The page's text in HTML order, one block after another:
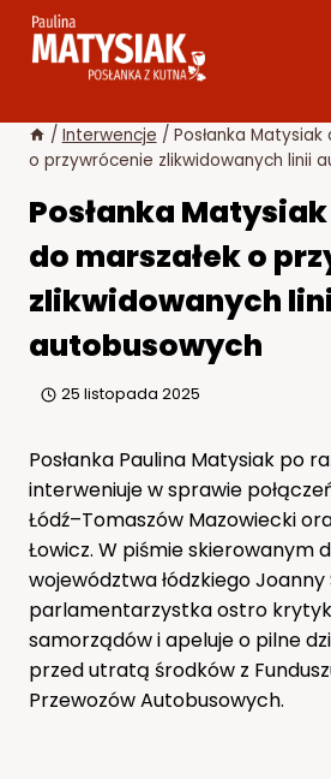
Przejdź
/ Interwencje / Posłanka
o przywrócenie zlikwidowanych linii
Posłanka
do marszałek o
zlikwidowanych
autobusowych
25 listopada 2025
Posłanka Paulina Matysiak po
interweniuje w sprawie
Łódź–Tomaszów Mazowiecki
Łowicz. W piśmie skierowanym
województwa łódzkiego
parlamentarzystka ostro
samorządów i apeluje o pilne
przed utratą środków z
Przewozów Autobusowych.